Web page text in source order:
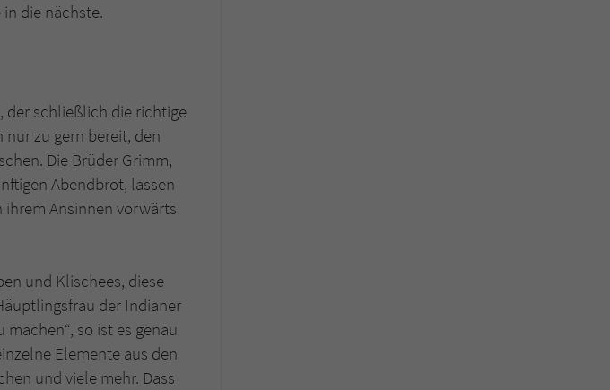
die nächste.
der schließlich die richtige
zu gern bereit, den
Die Brüder Grimm,
Abendbrot, lassen
ihrem Ansinnen vorwärts
und Klischees, diese
der Indianer
so ist es genau
Elemente aus den
und viele mehr. Dass